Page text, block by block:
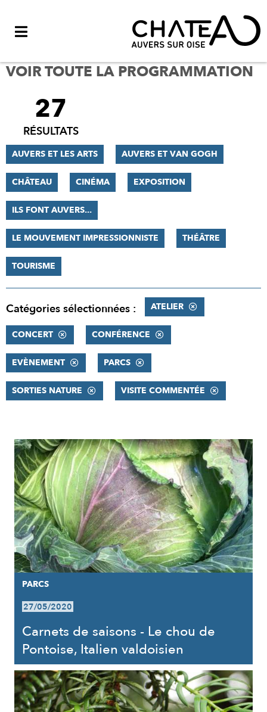
VOIR TOUTE LA PROGRAMMATION
FILTRER
RÉSULTATS
27
RÉSULTATS
AUVERS ET LES ARTS AUVERS ET VAN GOGH
CHÂTEAU CINÉMA EXPOSITION
ILS FONT AUVERS...
LE MOUVEMENT IMPRESSIONNISTE THÉÂTRE
TOURISME
Catégories sélectionnées : ATELIER
CONCERT CONFÉRENCE
EVÈNEMENT PARCS
SORTIES NATURE VISITE COMMENTÉE
RÉSULTATS
PARCS
27/05/2020
Carnets de saisons - Le chou de
Pontoise, Italien valdoisien